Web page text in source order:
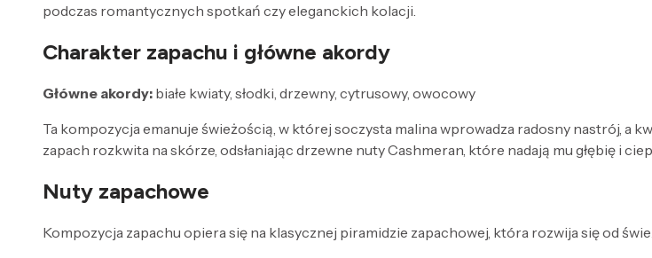
podczas romantycznych spotkań czy eleganckich kolacji.
Charakter zapachu i główne akordy
Główne akordy: białe kwiaty, słodki, drzewny, cytrusowy, owocowy
Ta kompozycja emanuje świeżością, w której soczysta malina wprowadza radosny nastrój, a
zapach rozkwita na skórze, odsłaniając drzewne nuty Cashmeran, które nadają mu głębię i
Nuty zapachowe
Kompozycja zapachu opiera się na klasycznej piramidzie zapachowej, która rozwija się od